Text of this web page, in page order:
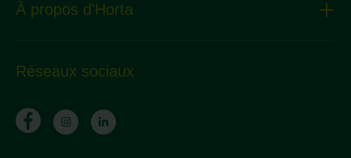
À propos d'Horta
Réseaux sociaux